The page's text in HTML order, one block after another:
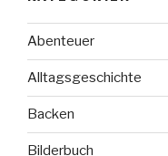
Abenteuer
Alltagsgeschichte
Backen
Bilderbuch